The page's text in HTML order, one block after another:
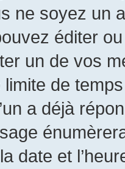
ne soyez un
éditer
un de vos
de
a déjà
date et